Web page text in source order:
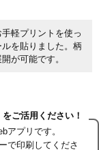
軽プリントを使っ
を貼りました。柄
が可能です。
ご活用ください！
アプリです。
で印刷してくださ